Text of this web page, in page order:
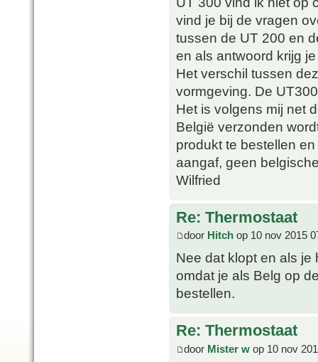
vind je bij de vragen
tussen de UT 200 en
en als antwoord krijg je
Het verschil tussen
vormgeving. De
Het is volgens mij net
België verzonden
produkt te bestellen
aangaf, geen
Wilfried
Re: Thermostaat
door Hitch op 10 nov 2015
Nee dat klopt en als
omdat je als Belg op
bestellen.
Re: Thermostaat
door Mister w op 10 nov